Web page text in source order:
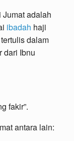
adalah
ibadah haji
dalam
dari Ibnu
fakir”.
antara lain: